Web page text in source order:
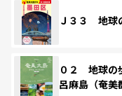
Ｊ３３ 地球
０２ 地球
呂麻島（奄